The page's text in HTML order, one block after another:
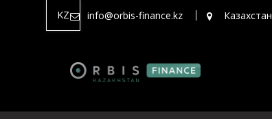
KZ info@orbis-finance.kz Казахстан